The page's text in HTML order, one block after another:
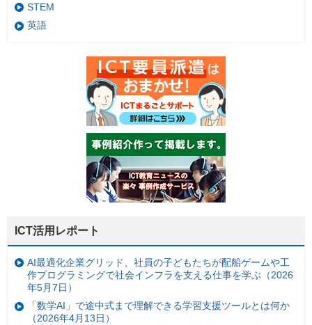
STEM
英語
ICT活用レポート
AI最適化企業グリッド、社員の子どもたちが配船ゲームや工
作プログラミングで社会インフラを支える仕事を学ぶ（2026
年5月7日）
「数学AI」で途中式まで理解できる学習支援ツールとは何か
（2026年4月13日）